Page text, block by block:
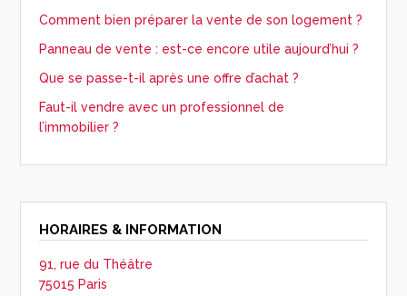
Comment bien préparer la vente de son logement ?
Panneau de vente : est-ce encore utile aujourd’hui ?
Que se passe-t-il après une offre d’achat ?
Faut-il vendre avec un professionnel de
l’immobilier ?
HORAIRES & INFORMATION
91, rue du Théâtre
75015 Paris